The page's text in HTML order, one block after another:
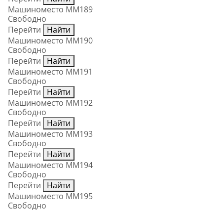
Машиноместо ММ189
Свободно
Перейти
Найти
Машиноместо ММ190
Свободно
Перейти
Найти
Машиноместо ММ191
Свободно
Перейти
Найти
Машиноместо ММ192
Свободно
Перейти
Найти
Машиноместо ММ193
Свободно
Перейти
Найти
Машиноместо ММ194
Свободно
Перейти
Найти
Машиноместо ММ195
Свободно